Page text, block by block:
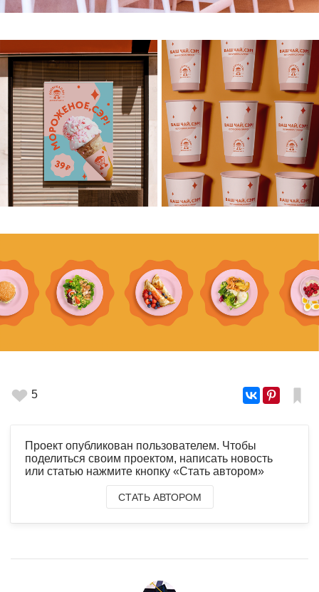
5
Проект опубликован пользователем. Чтобы
поделиться своим проектом, написать новость
или статью нажмите кнопку «Стать автором»
СТАТЬ АВТОРОМ